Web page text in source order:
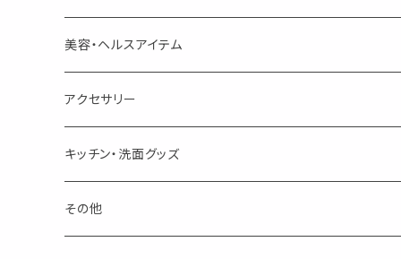
箱入りアソート
リップ容器
スクリュー容器
チューブ
スライドケース
道具
線香
サシェ・香り袋
ディフューザー
アロマオイルウォーマー
アロマストーン
記号（ハート,星,etc）
音楽・楽器
ページオープナー・ワイドクリップ
ポストカード・メッセージカード
フック・マグネット・画鋲
ステッカー・マスキングテープ・付箋
オブジェ
キャンドル・お香
ウォールアイテム
フック・マグネット・画鋲
収納・小物トレー
美容・ヘルスアイテム
アクセサリー
ブローチ・ピンバッチ
ピアス
キッチン・洗面グッズ
カトラリー
その他